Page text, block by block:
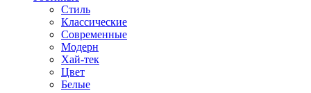
Стиль
Классические
Современные
Модерн
Хай-тек
Цвет
Белые